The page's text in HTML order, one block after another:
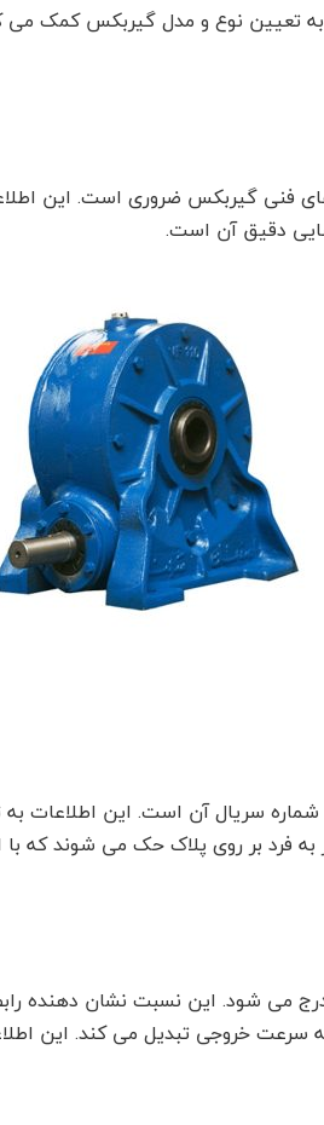
به تعیین نوع و مدل گیربکس کمک
فنی گیربکس ضروری است. این
دقیق آن است.
سریال آن است. این اطلاعات
بر روی پلاک حک می شوند که با
می شود. این نسبت نشان دهنده
خروجی تبدیل می کند. این